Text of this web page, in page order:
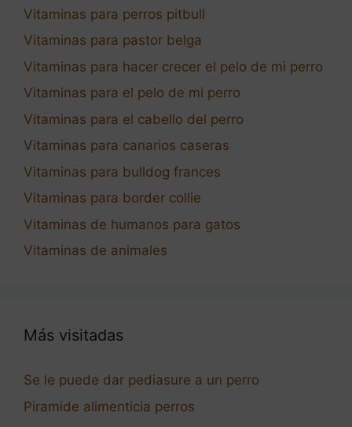
Vitaminas para perros pitbull
Vitaminas para pastor belga
Vitaminas para hacer crecer el pelo de mi perro
Vitaminas para el pelo de mi perro
Vitaminas para el cabello del perro
Vitaminas para canarios caseras
Vitaminas para bulldog frances
Vitaminas para border collie
Vitaminas de humanos para gatos
Vitaminas de animales
Más visitadas
Se le puede dar pediasure a un perro
Piramide alimenticia perros